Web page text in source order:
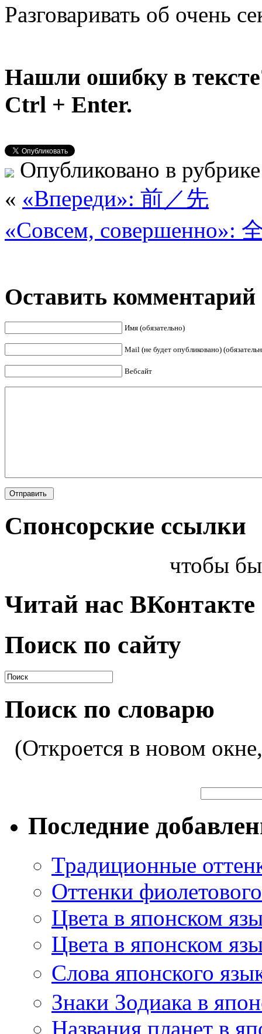
Разговаривать об очень
Нашли ошибку в
Ctrl + Enter.
Опубликовано в
« «Впереди»: 前／先
«Совсем, совершенно»:
Оставить комментарий
Имя (обязательно)
Mail (не будет опубликовано)
Вебсайт
Спонсорские ссылки
чтобы
Читай нас ВКонтакте
Поиск по сайту
Поиск по словарю
(Откроется в новом
Последние
Традиционные
Оттенки
Цвета в японском
Цвета в японском
Слова японского
Знаки Зодиака в
Названия планет в